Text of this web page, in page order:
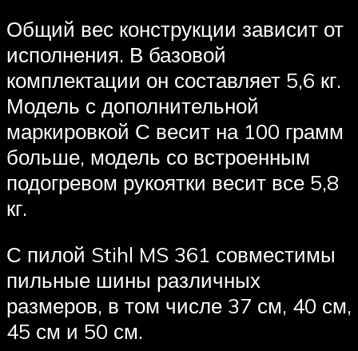
Общий вес конструкции зависит от
исполнения. В базовой
комплектации он составляет 5,6 кг.
Модель с дополнительной
маркировкой С весит на 100 грамм
больше, модель со встроенным
подогревом рукоятки весит все 5,8
кг.
С пилой Stihl MS 361 совместимы
пильные шины различных
размеров, в том числе 37 см, 40 см,
45 см и 50 см.